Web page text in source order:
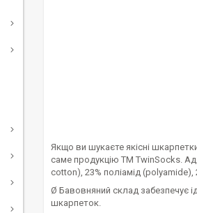
Якщо ви шукаєте якісні
саме продукцію ТM TwinSocks.
cotton), 23% поліамід (polyamide),
Ø Бавовняний склад забезпечує
шкарпеток.